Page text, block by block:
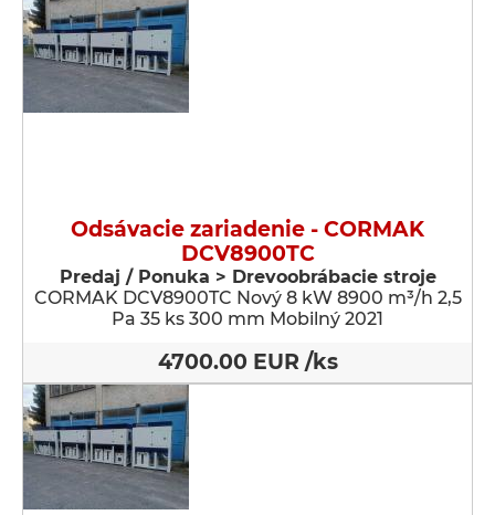
Odsávacie zariadenie - CORMAK
DCV8900TC
Predaj / Ponuka > Drevoobrábacie stroje
CORMAK DCV8900TC Nový 8 kW 8900 m³/h 2,5
Pa 35 ks 300 mm Mobilný 2021
4700.00 EUR /ks